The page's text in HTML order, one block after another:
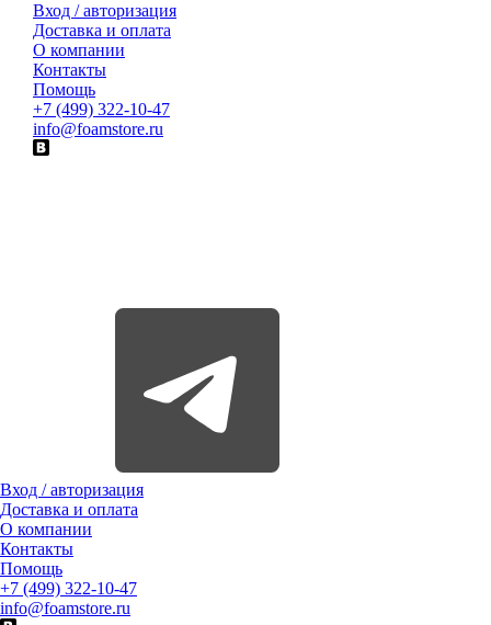
Вход / авторизация
Доставка и оплата
О компании
Контакты
Помощь
+7 (499) 322-10-47
info@foamstore.ru
Вход / авторизация
Доставка и оплата
О компании
Контакты
Помощь
+7 (499) 322-10-47
info@foamstore.ru